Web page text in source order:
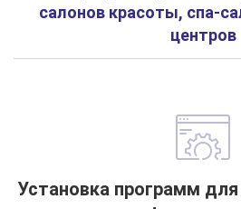
салонов красоты, спа-
центров
Установка программ